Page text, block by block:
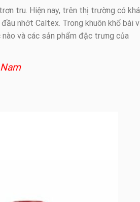
tru. Hiện nay, trên thị trường có khá
nhớt Caltex. Trong khuôn khổ bài
và các sản phẩm đặc trưng của